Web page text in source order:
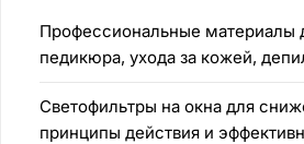
Профессиональные материалы
педикюра, ухода за кожей,
Светофильтры на окна для
принципы действия и